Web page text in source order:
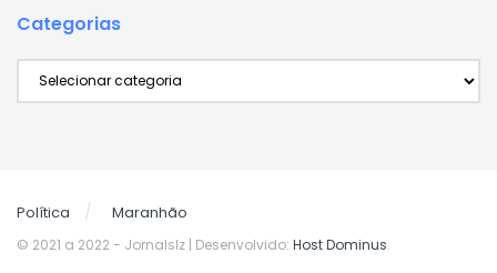
Categorias
Categorias
Política Maranhão
© 2021 a 2022 - Jornalslz | Desenvolvido: Host Dominus.